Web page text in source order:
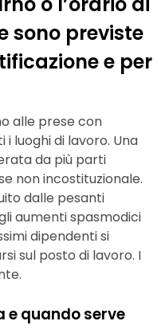
sono previste
e per
alle prese con
i luoghi di lavoro. Una
da più parti
non incostituzionale.
dalle pesanti
aumenti spasmodici
dipendenti si
sul posto di lavoro. I
e quando serve